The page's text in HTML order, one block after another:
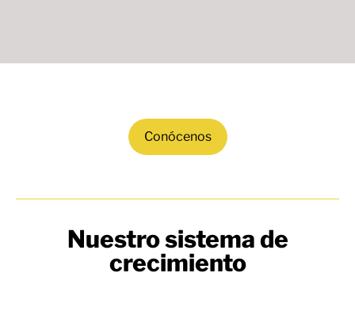
Conócenos
Nuestro sistema de
crecimiento